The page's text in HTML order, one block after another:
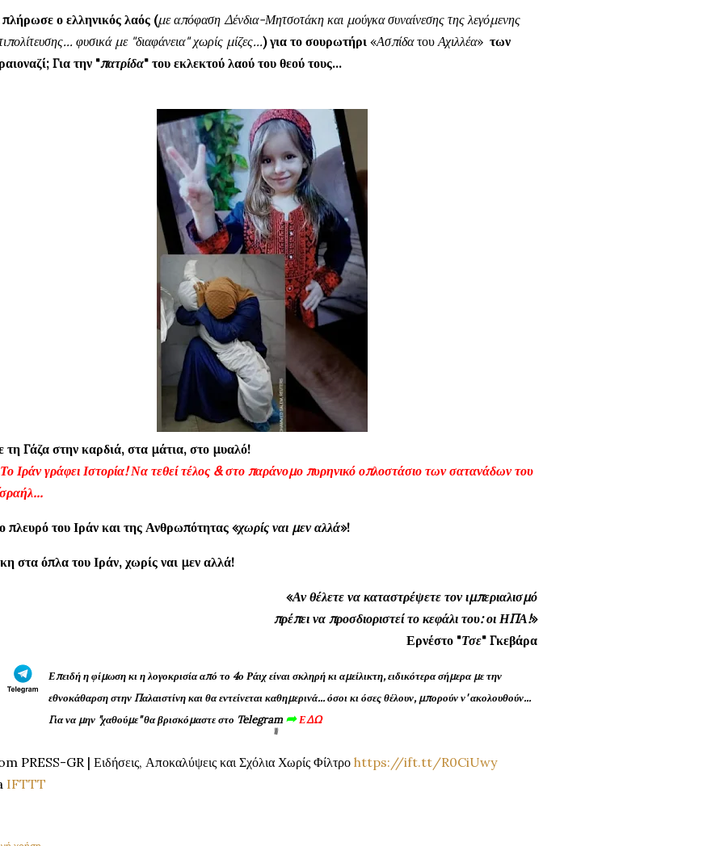
ο ελληνικός λαός (με απόφαση Δένδια-Μητσοτάκη και μούγκα συναίνεσης της λεγόμενης
φυσικά με "διαφάνεια" χωρίς μίζες...) για το σουρωτήρι «ΑσπίδατουΑχιλλέα» των
Για την "πατρίδα" του εκλεκτού λαού του θεού τους...
τη Γάζα στην καρδιά, στα μάτια, στο μυαλό!
Το Ιράν γράφει Ιστορία! Να τεθεί τέλος & στο παράνομο πυρηνικό οπλοστάσιο των σατανάδων του
πλευρό του Ιράν και της Ανθρωπότητας «χωρίς ναι μεν αλλά»!
στα όπλα του Ιράν, χωρίς ναι μεν αλλά!
«Αν θέλετε να καταστρέψετε τον ιμπεριαλισμό
πρέπει να προσδιοριστεί το κεφάλι του: οι ΗΠΑ!»
Ερνέστο "Τσε" Γκεβάρα
Επειδή η φίμωση κι η λογοκρισία από το 4ο Ράιχ είναι σκληρή κι αμείλικτη, ειδικότερα σήμερα με την
εθνοκάθαρση στην Παλαιστίνη και θα εντείνεται καθημερινά... όσοι κι όσες θέλουν, μπορούν ν' ακολουθούν...
Για να μην "χαθούμε" θα βρισκόμαστε στο Telegram➦ ΕΔΩ
PRESS-GR | Ειδήσεις, Αποκαλύψεις και Σχόλια Χωρίς Φίλτρο https://ift.tt/R0CiUwy
IFTTT